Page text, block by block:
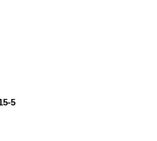
constituit nu doar din
informații care se integrează
akashică (biblioteca cosmică
există deosebire între
de corpuri nevii) și electricitate.
poate fi considerată o minusculă
5